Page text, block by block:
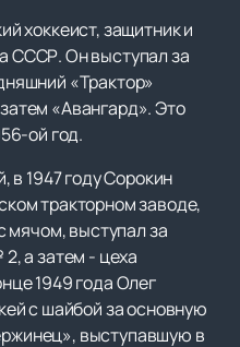
хоккеист, защитник и
СССР. Он выступал за
«Трактор»
«Авангард». Это
ой год.
1947 году Сорокин
тракторном заводе,
мячом, выступал за
а затем - цеха
1949 года Олег
с шайбой за основную
выступавшую в